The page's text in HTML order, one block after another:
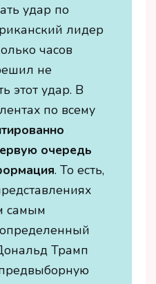
удар по
лидер
часов
не
этот удар. В
по всему
очередь
. То есть,
самым
Трамп